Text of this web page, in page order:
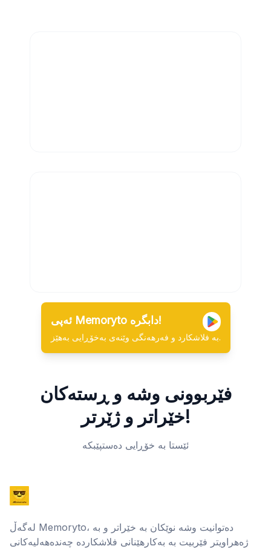
ئەپی Memoryto دابگرە!
بە فلاشکارد و فەرهەنگی وێنەی بەخۆڕایی بەهێز.
فێربوونی وشە و ڕستەکان
خێراتر و ژێرتر!
ئێستا بە خۆڕایی دەستپێبکە
لەگەڵ Memoryto، دەتوانیت وشە نوێکان بە خێراتر و بە
ژەهراویتر فێربیت بە بەکارهێنانی فلاشکاردە چەندەهەلیەکانی